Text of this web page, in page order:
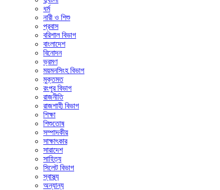
ধর্ম
নারী ও শিশু
প্রবাস
বরিশাল বিভাগ
বাংলাদেশ
বিনোদন
ভ্রমণ
ময়মনসিংহ বিভাগ
মুক্তমত
রংপুর বিভাগ
রাজনীতি
রাজশাহী বিভাগ
শিক্ষা
শিশুতোষ
সম্পাদকীয়
সাক্ষাৎকার
সারাদেশ
সাহিত্য
সিলেট বিভাগ
স্বাস্থ্য
অন্যান্য